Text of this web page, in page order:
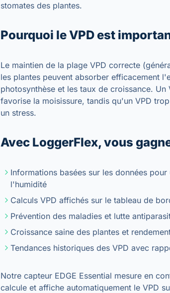
stomates des plantes.
Pourquoi le VPD est
Le maintien de la plage VPD correcte
les plantes peuvent absorber efficacement
photosynthèse et les taux de croissance.
favorise la moisissure, tandis qu'un VPD
un stress.
Avec LoggerFlex, vous
Informations basées sur les données
l'humidité
Calculs VPD affichés sur le tableau de
Prévention des maladies et lutte
Croissance saine des plantes et
Tendances historiques des VPD avec
Notre capteur EDGE Essential mesure en
calcule et affiche automatiquement le VPD